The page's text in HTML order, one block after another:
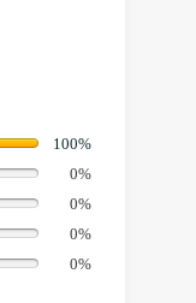
100%
0%
0%
0%
0%